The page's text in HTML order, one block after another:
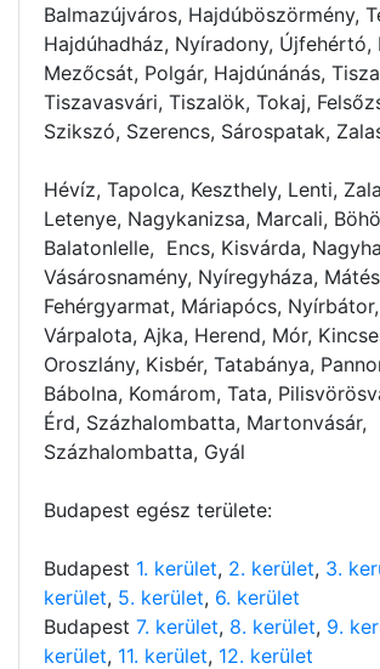
Balmazújváros, Hajdúböszörmény,
Hajdúhadház, Nyíradony, Újfehértó,
Mezőcsát, Polgár, Hajdúnánás,
Tiszavasvári, Tiszalök, Tokaj,
Szikszó, Szerencs, Sárospatak,
Hévíz, Tapolca, Keszthely, Lenti,
Letenye, Nagykanizsa, Marcali,
Balatonlelle, Encs, Kisvárda,
Vásárosnamény, Nyíregyháza,
Fehérgyarmat, Máriapócs,
Várpalota, Ajka, Herend, Mór,
Oroszlány, Kisbér, Tatabánya,
Bábolna, Komárom, Tata,
Érd, Százhalombatta, Martonvásár,
Százhalombatta, Gyál
Budapest egész területe:
Budapest 1. kerület, 2. kerület, 3.
kerület, 5. kerület, 6. kerület
Budapest 7. kerület, 8. kerület, 9.
kerület, 11. kerület, 12. kerület